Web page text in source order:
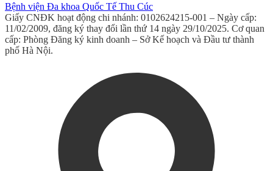
Bệnh viện Đa khoa Quốc Tế Thu Cúc
Giấy CNĐK hoạt động chi nhánh: 0102624215-001 – Ngày cấp:
11/02/2009, đăng ký thay đổi lần thứ 14 ngày 29/10/2025. Cơ quan
cấp: Phòng Đăng ký kinh doanh – Sở Kế hoạch và Đầu tư thành
phố Hà Nội.